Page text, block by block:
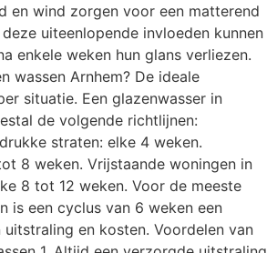
en wind zorgen voor een matterend
uiteenlopende invloeden kunnen
enkele weken hun glans verliezen.
wassen Arnhem? De ideale
situatie. Een glazenwasser in
de volgende richtlijnen:
straten: elke 4 weken.
8 weken. Vrijstaande woningen in
8 tot 12 weken. Voor de meeste
is een cyclus van 6 weken een
en kosten. Voordelen van